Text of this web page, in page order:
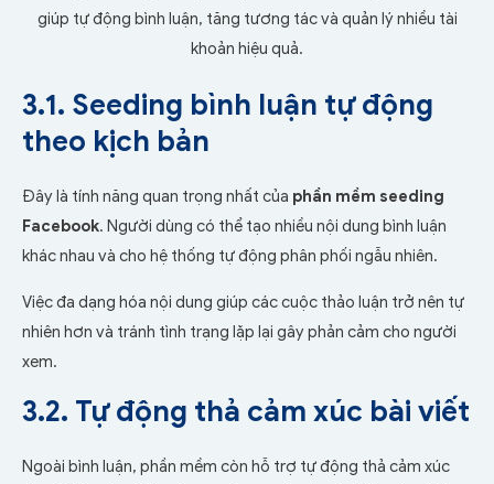
giúp tự động bình luận, tăng tương tác và quản lý nhiều tài
khoản hiệu quả.
3.1. Seeding bình luận tự động
theo kịch bản
Đây là tính năng quan trọng nhất của phần mềm seeding
Facebook. Người dùng có thể tạo nhiều nội dung bình luận
khác nhau và cho hệ thống tự động phân phối ngẫu nhiên.
Việc đa dạng hóa nội dung giúp các cuộc thảo luận trở nên tự
nhiên hơn và tránh tình trạng lặp lại gây phản cảm cho người
xem.
3.2. Tự động thả cảm xúc bài viết
Ngoài bình luận, phần mềm còn hỗ trợ tự động thả cảm xúc